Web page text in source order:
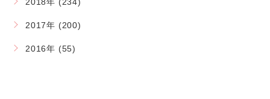
2018年 (234)
2017年 (200)
2016年 (55)